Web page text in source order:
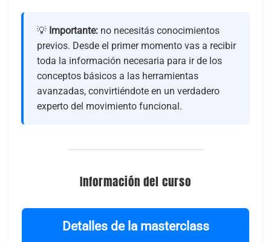
💡 Importante: no necesitás conocimientos
previos. Desde el primer momento vas a recibir
toda la información necesaria para ir de los
conceptos básicos a las herramientas
avanzadas, convirtiéndote en un verdadero
experto del movimiento funcional.
Información del curso
Detalles de la masterclass